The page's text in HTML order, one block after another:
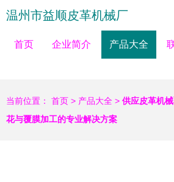
温州市益顺皮革机械厂
首页 企业简介 产品大全
当前位置： 首页 > 产品大全 > 供应皮革机
花与覆膜加工的专业解决方案